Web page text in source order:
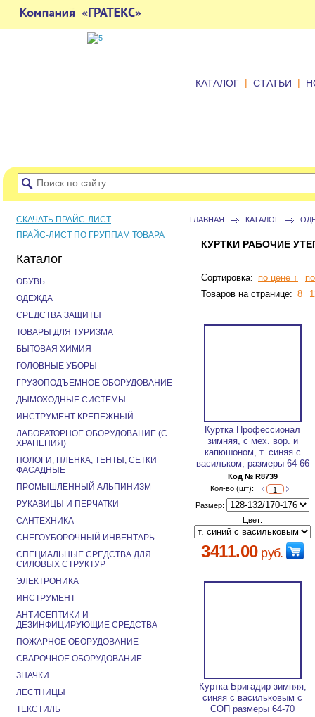
КАТАЛОГ | СТАТЬИ |
ГЛАВНАЯ КАТАЛОГ
КУРТКИ РАБОЧИЕ
Сортировка: по цене ↑
Товаров на странице: 8
Куртка Профессионал
зимняя, с мех. вор. и
капюшоном, т. синяя с
васильком, размеры 64-66
Код № R8739
Кол-во (шт):
Размер:
Цвет:
3411.00руб.
Куртка Бригадир зимняя,
синяя с васильковым с
СОП размеры 64-70
СКАЧАТЬ ПРАЙС-ЛИСТ
ПРАЙС-ЛИСТ ПО ГРУППАМ ТОВАРА
Каталог
ОБУВЬ
ОДЕЖДА
СРЕДСТВА ЗАЩИТЫ
ТОВАРЫ ДЛЯ ТУРИЗМА
БЫТОВАЯ ХИМИЯ
ГОЛОВНЫЕ УБОРЫ
ГРУЗОПОДЪЕМНОЕ ОБОРУДОВАНИЕ
ДЫМОХОДНЫЕ СИСТЕМЫ
ИНСТРУМЕНТ КРЕПЕЖНЫЙ
ЛАБОРАТОРНОЕ ОБОРУДОВАНИЕ (С
ХРАНЕНИЯ)
ПОЛОГИ, ПЛЕНКА, ТЕНТЫ, СЕТКИ
ФАСАДНЫЕ
ПРОМЫШЛЕННЫЙ АЛЬПИНИЗМ
РУКАВИЦЫ И ПЕРЧАТКИ
САНТЕХНИКА
СНЕГОУБОРОЧНЫЙ ИНВЕНТАРЬ
СПЕЦИАЛЬНЫЕ СРЕДСТВА ДЛЯ
СИЛОВЫХ СТРУКТУР
ЭЛЕКТРОНИКА
ИНСТРУМЕНТ
АНТИСЕПТИКИ И
ДЕЗИНФИЦИРУЮЩИЕ СРЕДСТВА
ПОЖАРНОЕ ОБОРУДОВАНИЕ
СВАРОЧНОЕ ОБОРУДОВАНИЕ
ЗНАЧКИ
ЛЕСТНИЦЫ
ТЕКСТИЛЬ